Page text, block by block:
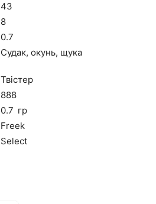
43
8
0.7
Судак, окунь, щука
Твістер
888
0.7 гр
Freek
Select